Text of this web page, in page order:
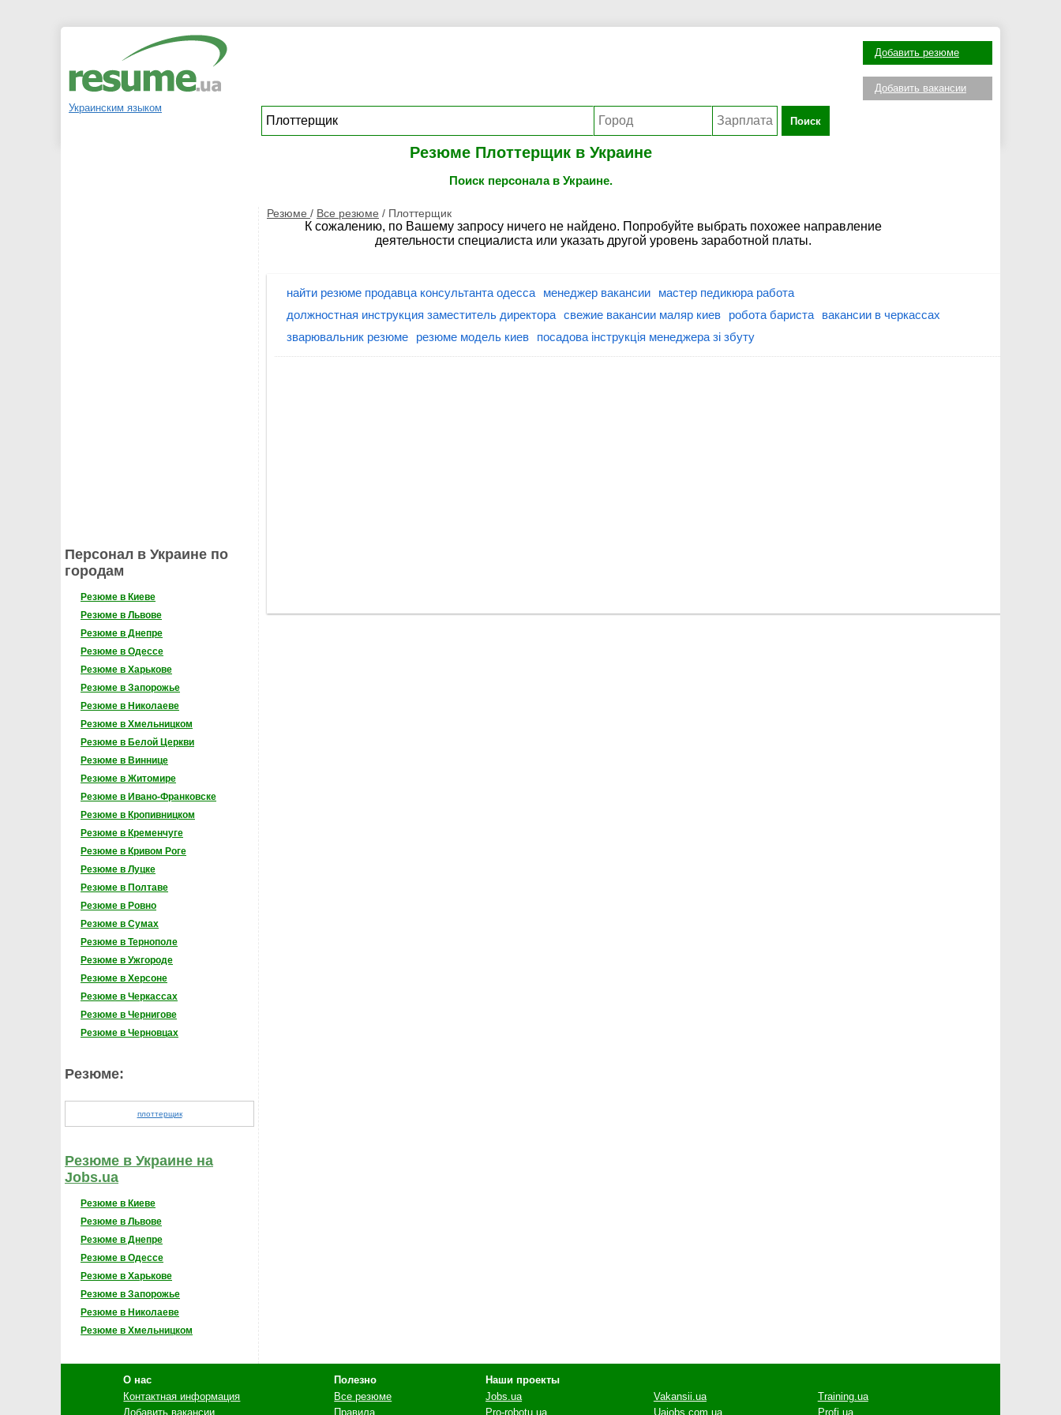
Украинским языком
Поиск
Добавить резюме
Добавить вакансии
Резюме Плоттерщик в Украине
Поиск персонала в Украине.
Персонал в Украине по
городам
Резюме в Киеве
Резюме в Львове
Резюме в Днепре
Резюме в Одессе
Резюме в Харькове
Резюме в Запорожье
Резюме в Николаеве
Резюме в Хмельницком
Резюме в Белой Церкви
Резюме в Виннице
Резюме в Житомире
Резюме в Ивано-Франковске
Резюме в Кропивницком
Резюме в Кременчуге
Резюме в Кривом Роге
Резюме в Луцке
Резюме в Полтаве
Резюме в Ровно
Резюме в Сумах
Резюме в Тернополе
Резюме в Ужгороде
Резюме в Херсоне
Резюме в Черкассах
Резюме в Чернигове
Резюме в Черновцах
Резюме:
плоттерщик
Резюме в Украине на
Jobs.ua
Резюме в Киеве
Резюме в Львове
Резюме в Днепре
Резюме в Одессе
Резюме в Харькове
Резюме в Запорожье
Резюме в Николаеве
Резюме в Хмельницком
Резюме / Все резюме / Плоттерщик
К сожалению, по Вашему запросу ничего не найдено. Попробуйте выбрать похожее направление
деятельности специалиста или указать другой уровень заработной платы.
найти резюме продавца консультанта одесса менеджер вакансии
мастер педикюра работа
должностная инструкция заместитель директора свежие вакансии маляр киев робота бариста
вакансии в черкассах
зварювальник резюме
резюме модель киев посадова інструкція менеджера зі збуту
О нас
Контактная информация
Добавить вакансии
Полезно
Все резюме
Правила
Наши проекты
Jobs.ua
Pro-robotu.ua
Vakansii.ua
Uajobs.com.ua
Training.ua
Profi.ua